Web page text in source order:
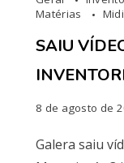
Matérias
SAIU
8 de agosto de
Galera saiu